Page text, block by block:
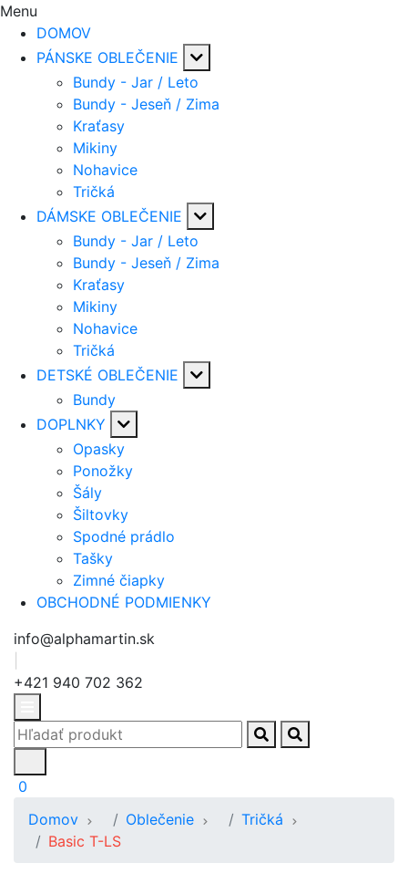
Menu
DOMOV
PÁNSKE OBLEČENIE
Bundy - Jar / Leto
Bundy - Jeseň / Zima
Kraťasy
Mikiny
Nohavice
Tričká
DÁMSKE OBLEČENIE
Bundy - Jar / Leto
Bundy - Jeseň / Zima
Kraťasy
Mikiny
Nohavice
Tričká
DETSKÉ OBLEČENIE
Bundy
DOPLNKY
Opasky
Ponožky
Šály
Šiltovky
Spodné prádlo
Tašky
Zimné čiapky
OBCHODNÉ PODMIENKY
info@alphamartin.sk
+421 940 702 362
0
Domov
Oblečenie
Tričká
Basic T-LS